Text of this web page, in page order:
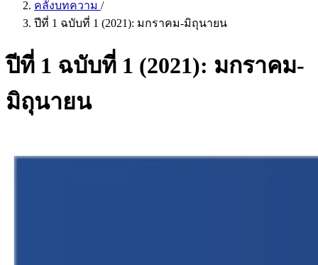
คลังบทความ /
ปีที่ 1 ฉบับที่ 1 (2021): มกราคม-มิถุนายน
ปีที่ 1 ฉบับที่ 1 (2021): มกราคม-
มิถุนายน